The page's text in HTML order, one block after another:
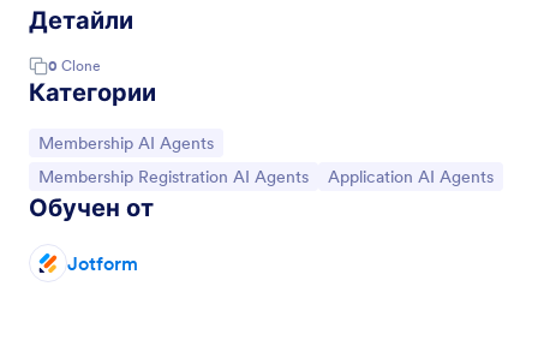
Детайли
0 Clone
Категории
Отидете на категорията:
Membership AI Agents
Отидете на категорията:
Membership Registration AI Agents Отидете на категорията:
Application AI Agents
Обучен от
Jotform